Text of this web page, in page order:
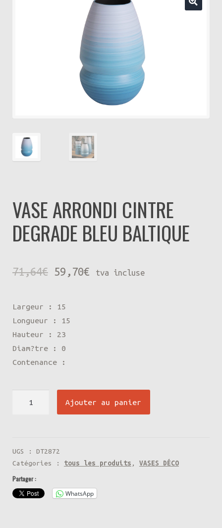
VASE ARRONDI CINTRE
DEGRADE BLEU BALTIQUE
71,64€ Le
initial
était :
71,64€.
59,70€Letva incluse
Largeur : 15
Longueur : 15
Hauteur : 23
Diam?tre : 0
Contenance :
CINTRE
DEGRADE
BLEU
BALTIQUE
Ajouter au panier
UGS : DT2872
Catégories : tous les produits , VASES DÉCO
Partager :
WhatsApp